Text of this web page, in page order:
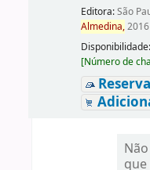
Editora:São
Almedina,2016
Disponibilidade:
[Número de